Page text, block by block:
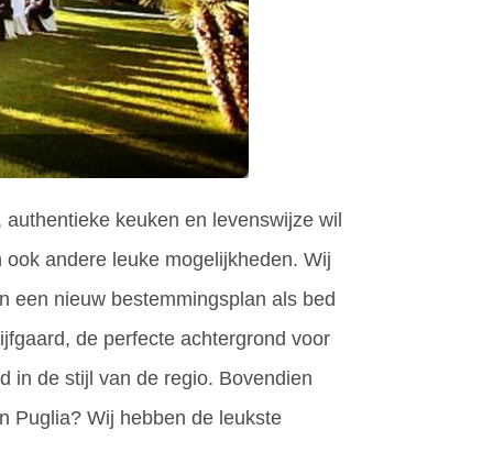
keuken en levenswijze wil
andere leuke mogelijkheden. Wij
een nieuw bestemmingsplan als bed
de perfecte achtergrond voor
in de stijl van de regio. Bovendien
Puglia? Wij hebben de leukste